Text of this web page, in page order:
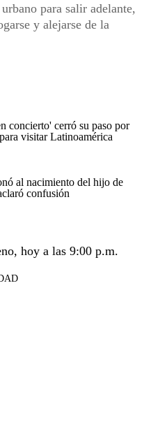
para salir adelante,
y alejarse de la
concierto' cerró su paso por
visitar Latinoamérica
al nacimiento del hijo de
confusión
hoy a las 9:00 p.m.